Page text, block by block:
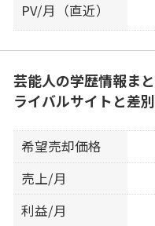
PV/月（直近）
芸能人の学歴情報ま
ライバルサイトと差別
希望売却価格
売上/月
利益/月